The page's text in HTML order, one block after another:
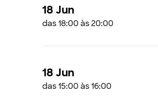
18 Jun
das 18:00 às 20:00
18 Jun
das 15:00 às 16:00